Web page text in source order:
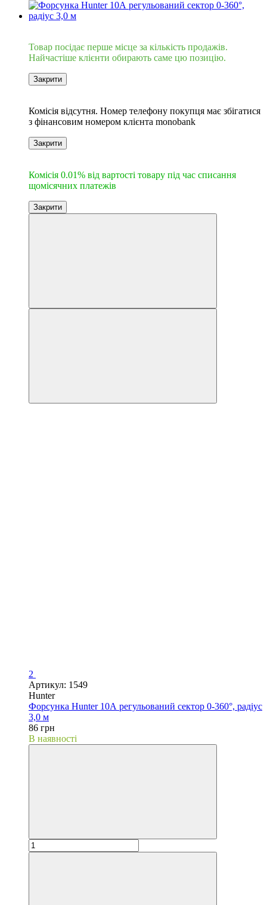
Товар посідає перше місце за кількість продажів.
Найчастіше клієнти обирають саме цю позицію.
Закрити
Комісія відсутня. Номер телефону покупця має збігатися
з фінансовим номером клієнта monobank
Закрити
Комісія 0.01% від вартості товару під час списання
щомісячних платежів
Закрити
2
Артикул: 1549
Hunter
Форсунка Hunter 10А регульований сектор 0-360°, радіус
3,0 м
86 грн
В наявності